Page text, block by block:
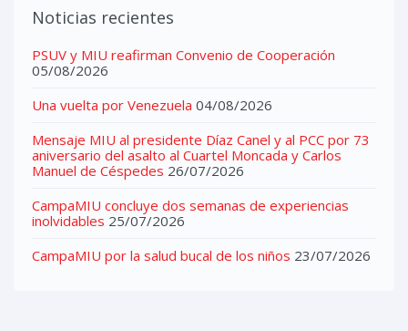
Noticias recientes
PSUV y MIU reafirman Convenio de Cooperación
05/08/2026
Una vuelta por Venezuela 04/08/2026
Mensaje MIU al presidente Díaz Canel y al PCC por 73
aniversario del asalto al Cuartel Moncada y Carlos
Manuel de Céspedes 26/07/2026
CampaMIU concluye dos semanas de experiencias
inolvidables 25/07/2026
CampaMIU por la salud bucal de los niños 23/07/2026